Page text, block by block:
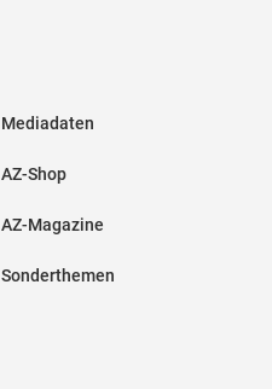
Mediadaten
AZ-Shop
AZ-Magazine
Sonderthemen